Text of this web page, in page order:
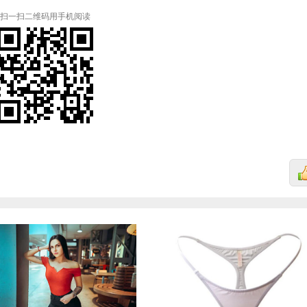
扫一扫二维码用手机阅读